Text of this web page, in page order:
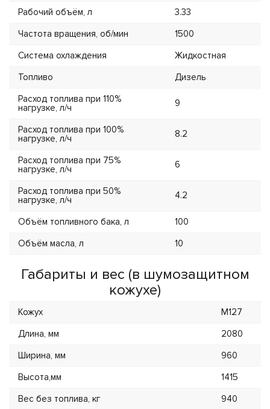
Рабочий объём, л
3.33
Частота вращения, об/мин
1500
Система охлаждения
Жидкостная
Топливо
Дизель
Расход топлива при 110%
нагрузке, л/ч
9
Расход топлива при 100%
нагрузке, л/ч
8.2
Расход топлива при 75%
нагрузке, л/ч
6
Расход топлива при 50%
нагрузке, л/ч
4.2
Объём топливного бака, л
100
Объём масла, л
10
Габариты и вес (в шумозащитном
кожухе)
Кожух
M127
Длина, мм
2080
Ширина, мм
960
Высота,мм
1415
Вес без топлива, кг
940